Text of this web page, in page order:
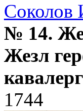
Соколов
№ 14.
Жезл
1744